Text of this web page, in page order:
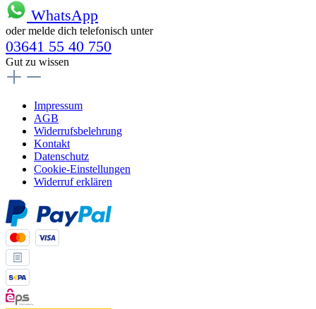
WhatsApp
oder melde dich telefonisch unter
03641 55 40 750
Gut zu wissen
Impressum
AGB
Widerrufsbelehrung
Kontakt
Datenschutz
Cookie-Einstellungen
Widerruf erklären